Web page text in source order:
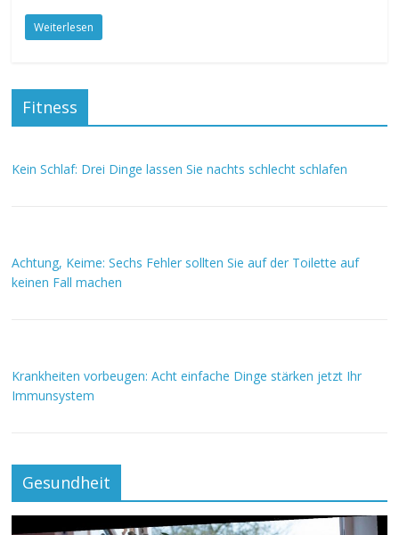
Weiterlesen
Fitness
Kein Schlaf: Drei Dinge lassen Sie nachts schlecht schlafen
Achtung, Keime: Sechs Fehler sollten Sie auf der Toilette auf
keinen Fall machen
Krankheiten vorbeugen: Acht einfache Dinge stärken jetzt Ihr
Immunsystem
Gesundheit